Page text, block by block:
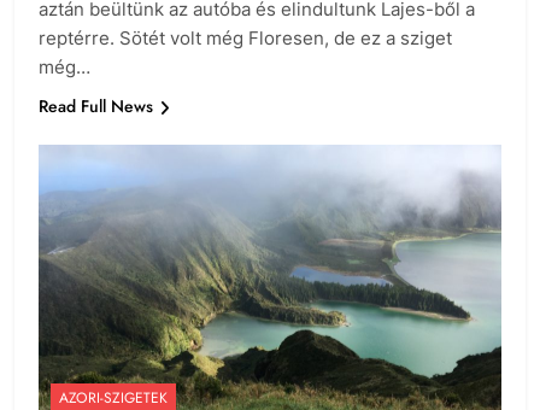
aztán beültünk az autóba és elindultunk Lajes-ből a
reptérre. Sötét volt még Floresen, de ez a sziget
még…
Read Full News
AZORI-SZIGETEK